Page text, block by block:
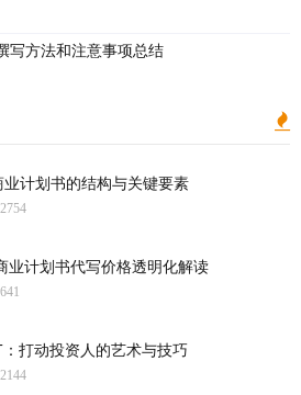
写方法和注意事项总结
计划书的结构与关键要素
2754
业计划书代写价格透明化解读
641
打动投资人的艺术与技巧
2144